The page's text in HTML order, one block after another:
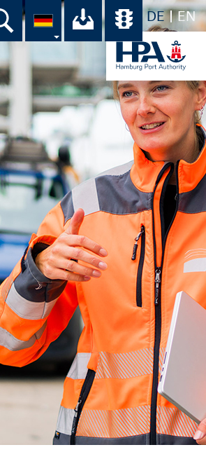
DE EN
Suche Ihr Download-